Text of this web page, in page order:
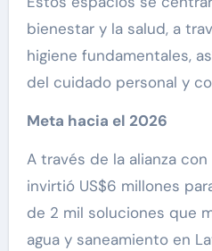
bienestar y la salud, a
higiene fundamentales,
del cuidado personal y
Meta hacia el 2026
A través de la alianza con
invirtió US$6 millones
de 2 mil soluciones que
agua y saneamiento en